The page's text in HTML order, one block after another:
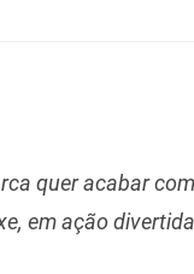
quer acabar
em ação